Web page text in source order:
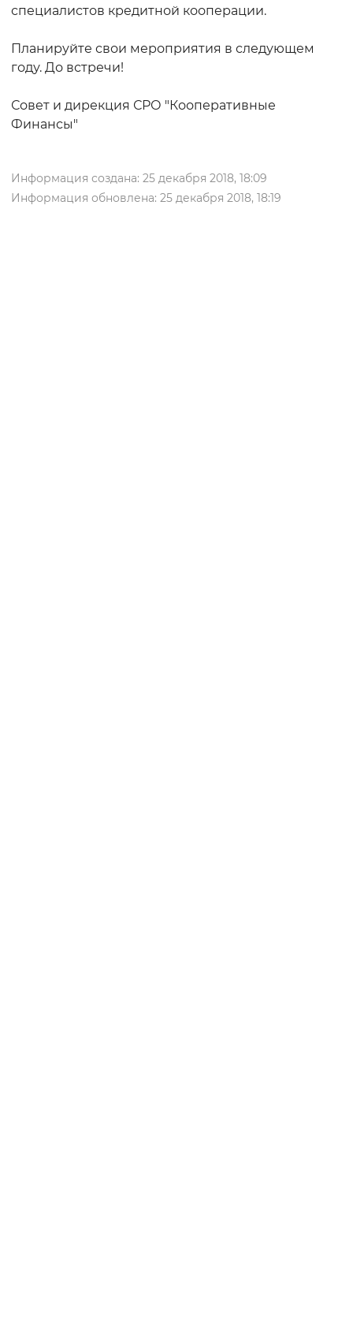
специалистов кредитной кооперации.
Планируйте свои мероприятия в следующем
году. До встречи!
Совет и дирекция СРО "Кооперативные
Финансы"
Информация создана: 25 декабря 2018, 18:09
Информация обновлена: 25 декабря 2018, 18:19